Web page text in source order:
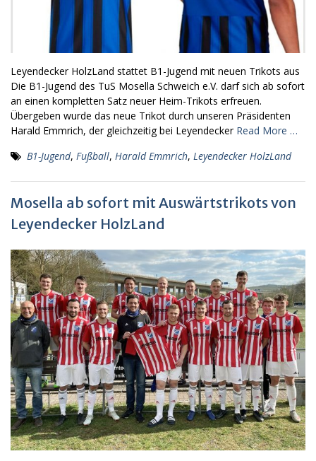
Leyendecker HolzLand stattet B1-Jugend mit neuen Trikots aus
Die B1-Jugend des TuS Mosella Schweich e.V. darf sich ab sofort
an einen kompletten Satz neuer Heim-Trikots erfreuen.
Übergeben wurde das neue Trikot durch unseren Präsidenten
Harald Emmrich, der gleichzeitig bei Leyendecker Read More …
B1-Jugend, Fußball, Harald Emmrich, Leyendecker HolzLand
Mosella ab sofort mit Auswärtstrikots von
Leyendecker HolzLand